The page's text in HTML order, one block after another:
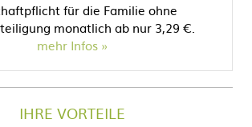
für die Familie ohne
monatlich ab nur 3,29 €.
mehr Infos
IHRE VORTEILE